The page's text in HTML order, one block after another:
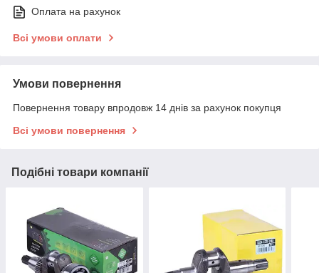
Оплата на рахунок
Всі умови оплати
Умови повернення
Повернення товару впродовж 14 днів за рахунок покупця
Всі умови повернення
Подібні товари компанії